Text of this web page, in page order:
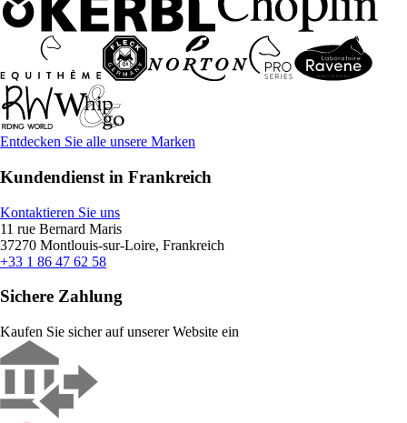
Entdecken Sie alle unsere Marken
Kundendienst in Frankreich
Kontaktieren Sie uns
11 rue Bernard Maris
37270 Montlouis-sur-Loire, Frankreich
+33 1 86 47 62 58
Sichere Zahlung
Kaufen Sie sicher auf unserer Website ein